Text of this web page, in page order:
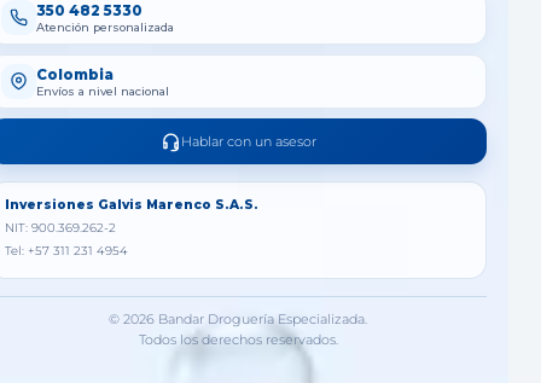
350 482 5330
Atención personalizada
Colombia
Envíos a nivel nacional
Hablar con un asesor
Inversiones Galvis Marenco S.A.S.
NIT: 900.369.262-2
Tel: +57 311 231 4954
© 2026 Bandar Droguería Especializada.
Todos los derechos reservados.